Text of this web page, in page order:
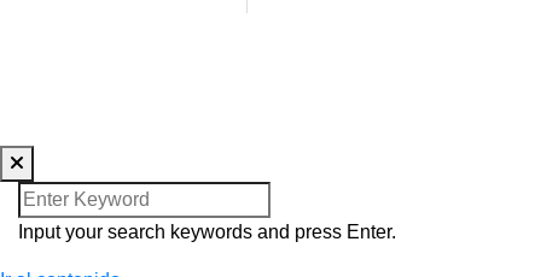
Input your search keywords and press Enter.